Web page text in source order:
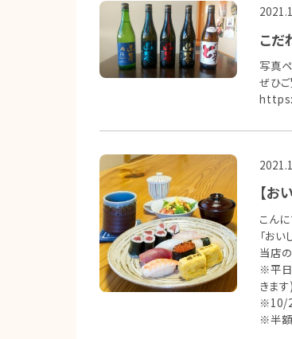
こだ
写真
ぜひ
【お
こんに
「お
当店
※平日
きます)
※10/
※半額